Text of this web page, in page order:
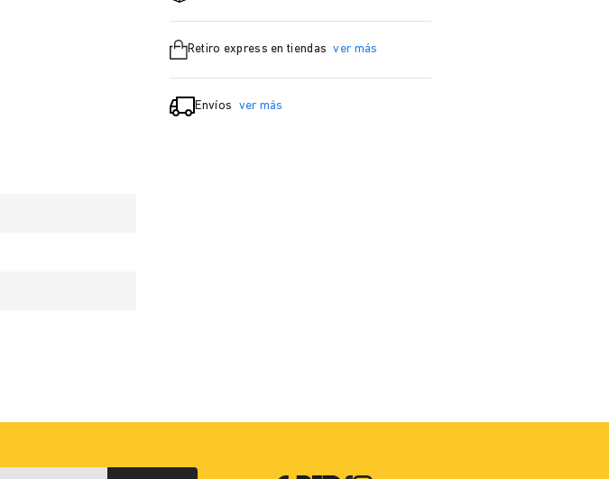
Retiro express en tiendas ver más
Envíos ver más